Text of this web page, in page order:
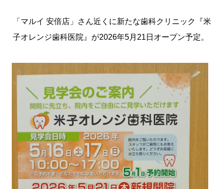
「マルイ 安倍店」さん近くに新たな歯科クリニック『米
子オレンジ歯科医院』が2026年5月21日オープン予定。